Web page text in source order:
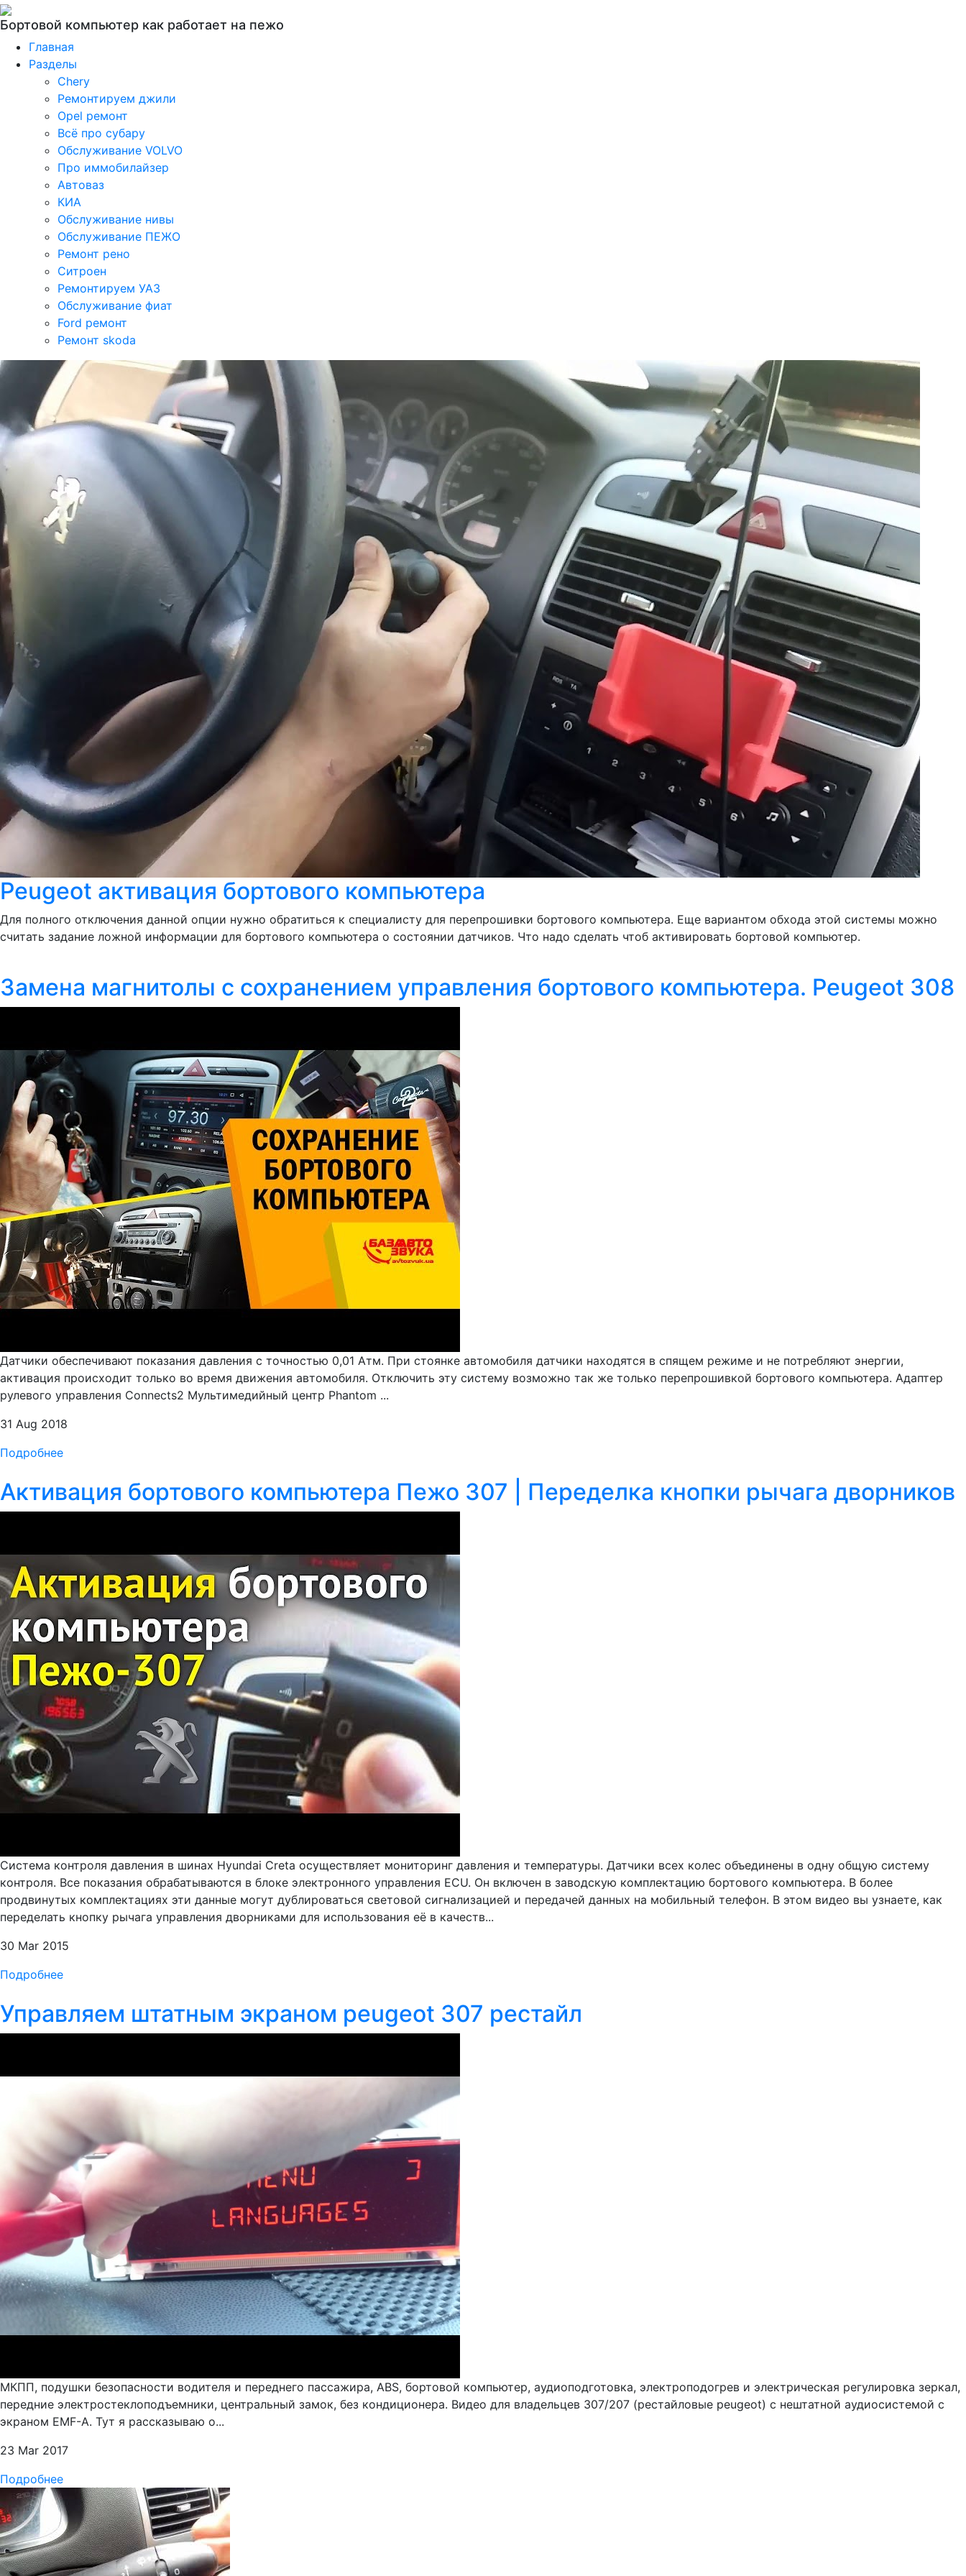
Бортовой компьютер как работает на пежо
Главная
Разделы
Chery
Ремонтируем джили
Opel ремонт
Всё про субару
Обслуживание VOLVO
Про иммобилайзер
Автоваз
КИА
Обслуживание нивы
Обслуживание ПЕЖО
Ремонт рено
Ситроен
Ремонтируем УАЗ
Обслуживание фиат
Ford ремонт
Ремонт skoda
Peugeot активация бортового компьютера
Для полного отключения данной опции нужно обратиться к специалисту для перепрошивки бортового компьютера. Еще вариантом обхода этой системы можно
считать задание ложной информации для бортового компьютера о состоянии датчиков. Что надо сделать чтоб активировать бортовой компьютер.
Замена магнитолы с сохранением управления бортового компьютера. Peugeot 308
Датчики обеспечивают показания давления с точностью 0,01 Атм. При стоянке автомобиля датчики находятся в спящем режиме и не потребляют энергии,
активация происходит только во время движения автомобиля. Отключить эту систему возможно так же только перепрошивкой бортового компьютера. Адаптер
рулевого управления Connects2 Мультимедийный центр Phantom ...
31 Aug 2018
Подробнее
Активация бортового компьютера Пежо 307 | Переделка кнопки рычага дворников
Система контроля давления в шинах Hyundai Creta осуществляет мониторинг давления и температуры. Датчики всех колес объединены в одну общую систему
контроля. Все показания обрабатываются в блоке электронного управления ECU. Он включен в заводскую комплектацию бортового компьютера. В более
продвинутых комплектациях эти данные могут дублироваться световой сигнализацией и передачей данных на мобильный телефон. В этом видео вы узнаете, как
переделать кнопку рычага управления дворниками для использования её в качеств...
30 Mar 2015
Подробнее
Управляем штатным экраном peugeot 307 рестайл
МКПП, подушки безопасности водителя и переднего пассажира, ABS, бортовой компьютер, аудиоподготовка, электроподогрев и электрическая регулировка зеркал,
передние электростеклоподъемники, центральный замок, без кондиционера. Видео для владельцев 307/207 (рестайловые peugeot) с нештатной аудиосистемой с
экраном EMF-A. Тут я рассказываю о...
23 Mar 2017
Подробнее